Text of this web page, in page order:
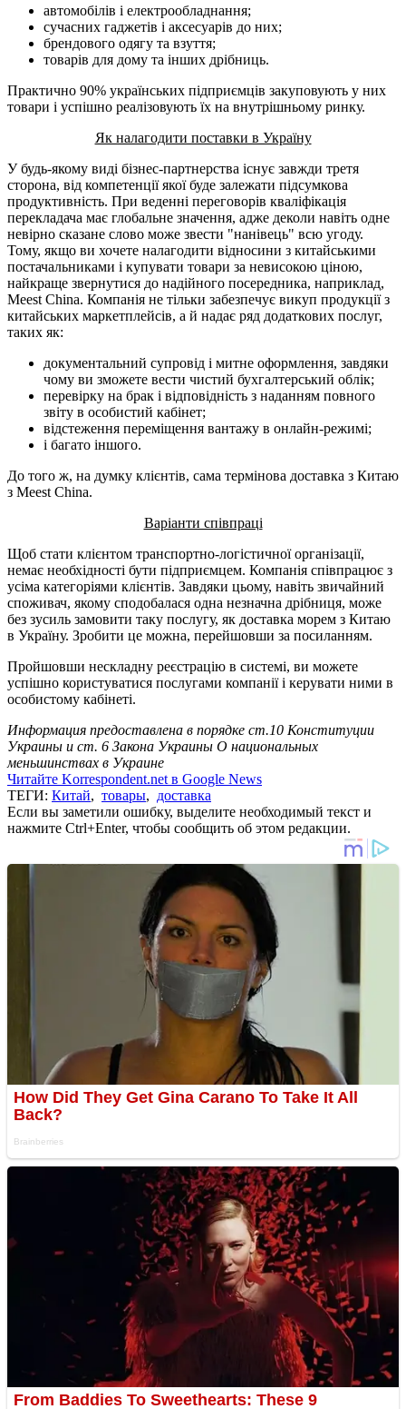
автомобілів і електрообладнання;
сучасних гаджетів і аксесуарів до них;
брендового одягу та взуття;
товарів для дому та інших дрібниць.
Практично 90% українських підприємців закуповують у них
товари і успішно реалізовують їх на внутрішньому ринку.
Як налагодити поставки в Україну
У будь-якому виді бізнес-партнерства існує завжди третя
сторона, від компетенції якої буде залежати підсумкова
продуктивність. При веденні переговорів кваліфікація
перекладача має глобальне значення, адже деколи навіть одне
невірно сказане слово може звести "нанівець" всю угоду.
Тому, якщо ви хочете налагодити відносини з китайськими
постачальниками і купувати товари за невисокою ціною,
найкраще звернутися до надійного посередника, наприклад,
Meest China. Компанія не тільки забезпечує викуп продукції з
китайських маркетплейсів, а й надає ряд додаткових послуг,
таких як:
документальний супровід і митне оформлення, завдяки
чому ви зможете вести чистий бухгалтерський облік;
перевірку на брак і відповідність з наданням повного
звіту в особистий кабінет;
відстеження переміщення вантажу в онлайн-режимі;
і багато іншого.
До того ж, на думку клієнтів, сама термінова доставка з Китаю
з Meest China.
Варіанти співпраці
Щоб стати клієнтом транспортно-логістичної організації,
немає необхідності бути підприємцем. Компанія співпрацює з
усіма категоріями клієнтів. Завдяки цьому, навіть звичайний
споживач, якому сподобалася одна незначна дрібниця, може
без зусиль замовити таку послугу, як доставка морем з Китаю
в Україну. Зробити це можна, перейшовши за посиланням.
Пройшовши нескладну реєстрацію в системі, ви можете
успішно користуватися послугами компанії і керувати ними в
особистому кабінеті.
Информация предоставлена в порядке ст.10 Конституции
Украины и ст. 6 Закона Украины О национальных
меньшинствах в Украине
Читайте Korrespondent.net в Google News
ТЕГИ: Китай, товары, доставка
Если вы заметили ошибку, выделите необходимый текст и
нажмите Ctrl+Enter, чтобы сообщить об этом редакции.